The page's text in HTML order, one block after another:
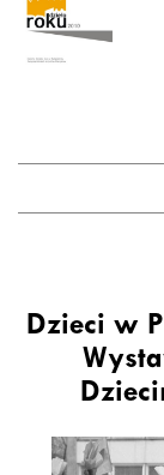
Dzieci w